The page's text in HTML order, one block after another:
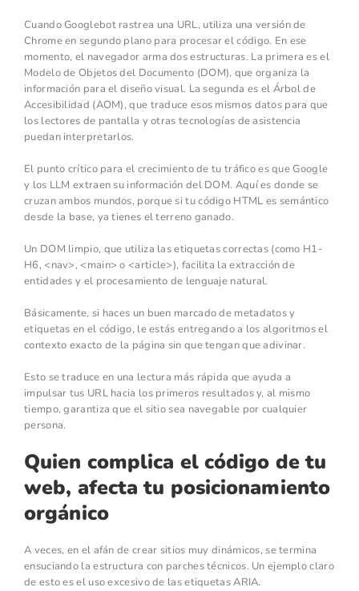
Cuando Googlebot rastrea una URL, utiliza una versión de
Chrome en segundo plano para procesar el código. En ese
momento, el navegador arma dos estructuras. La primera es el
Modelo de Objetos del Documento (DOM), que organiza la
información para el diseño visual. La segunda es el Árbol de
Accesibilidad (AOM), que traduce esos mismos datos para que
los lectores de pantalla y otras tecnologías de asistencia
puedan interpretarlos.
El punto crítico para el crecimiento de tu tráfico es que Google
y los LLM extraen su información del DOM. Aquí es donde se
cruzan ambos mundos, porque si tu código HTML es semántico
desde la base, ya tienes el terreno ganado.
Un DOM limpio, que utiliza las etiquetas correctas (como H1-
H6, <nav>, <main> o <article>), facilita la extracción de
entidades y el procesamiento de lenguaje natural.
Básicamente, si haces un buen marcado de metadatos y
etiquetas en el código, le estás entregando a los algoritmos el
contexto exacto de la página sin que tengan que adivinar.
Esto se traduce en una lectura más rápida que ayuda a
impulsar tus URL hacia los primeros resultados y, al mismo
tiempo, garantiza que el sitio sea navegable por cualquier
persona.
Quien complica el código de tu
web, afecta tu posicionamiento
orgánico
A veces, en el afán de crear sitios muy dinámicos, se termina
ensuciando la estructura con parches técnicos. Un ejemplo claro
de esto es el uso excesivo de las etiquetas ARIA.